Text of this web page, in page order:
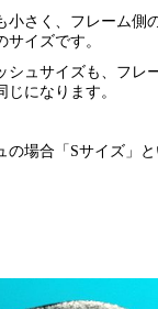
小さく、フレーム側
イズです。
シュサイズも、フレ
じになります。
場合「Sサイズ」と